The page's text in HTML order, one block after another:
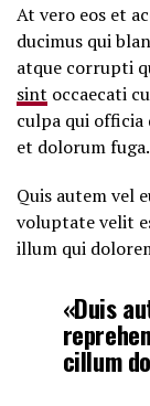
At vero eos et
ducimus qui
atque corrupti
sint occaecati
culpa qui
et dolorum fuga.
Quis autem vel
voluptate velit
illum qui
«Duis
cillum